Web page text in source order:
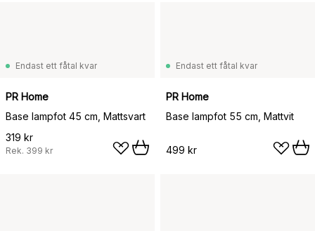
Endast ett fåtal kvar
PR Home
Base lampfot 45 cm, Mattsvart
319 kr
Rek. 399 kr
Endast ett fåtal kvar
PR Home
Base lampfot 55 cm, Mattvit
499 kr